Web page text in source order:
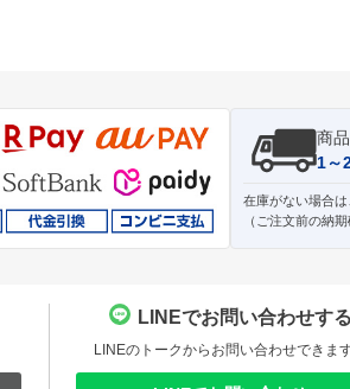
商
1～
在庫がない場合
（ご注文前の納
LINEでお問い合わせする
LINEのトークからお問い合わせできます